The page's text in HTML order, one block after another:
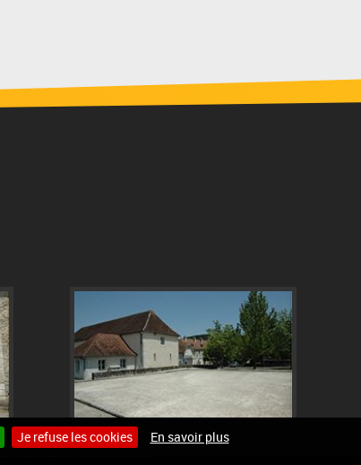
Je refuse les cookies En savoir plus